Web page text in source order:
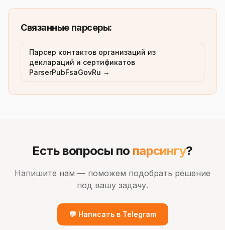
Связанные парсеры:
Парсер контактов организаций из
деклараций и сертификатов
ParserPubFsaGovRu →
Есть вопросы по парсингу?
Напишите нам — поможем подобрать решение
под вашу задачу.
💬 Написать в Telegram